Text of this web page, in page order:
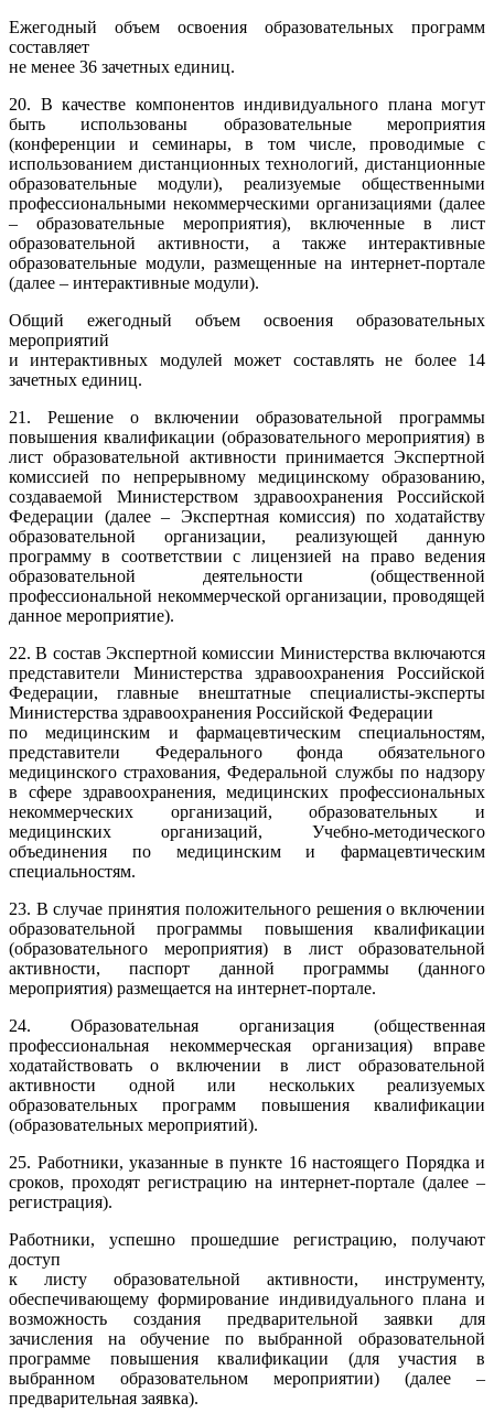
Ежегодный объем освоения образовательных программ
составляет
не менее 36 зачетных единиц.
20. В качестве компонентов индивидуального плана могут
быть использованы образовательные мероприятия
(конференции и семинары, в том числе, проводимые с
использованием дистанционных технологий, дистанционные
образовательные модули), реализуемые общественными
профессиональными некоммерческими организациями (далее
– образовательные мероприятия), включенные в лист
образовательной активности, а также интерактивные
образовательные модули, размещенные на интернет-портале
(далее – интерактивные модули).
Общий ежегодный объем освоения образовательных
мероприятий
и интерактивных модулей может составлять не более 14
зачетных единиц.
21. Решение о включении образовательной программы
повышения квалификации (образовательного мероприятия) в
лист образовательной активности принимается Экспертной
комиссией по непрерывному медицинскому образованию,
создаваемой Министерством здравоохранения Российской
Федерации (далее – Экспертная комиссия) по ходатайству
образовательной организации, реализующей данную
программу в соответствии с лицензией на право ведения
образовательной деятельности (общественной
профессиональной некоммерческой организации, проводящей
данное мероприятие).
22. В состав Экспертной комиссии Министерства включаются
представители Министерства здравоохранения Российской
Федерации, главные внештатные специалисты-эксперты
Министерства здравоохранения Российской Федерации
по медицинским и фармацевтическим специальностям,
представители Федерального фонда обязательного
медицинского страхования, Федеральной службы по надзору
в сфере здравоохранения, медицинских профессиональных
некоммерческих организаций, образовательных и
медицинских организаций, Учебно-методического
объединения по медицинским и фармацевтическим
специальностям.
23. В случае принятия положительного решения о включении
образовательной программы повышения квалификации
(образовательного мероприятия) в лист образовательной
активности, паспорт данной программы (данного
мероприятия) размещается на интернет-портале.
24. Образовательная организация (общественная
профессиональная некоммерческая организация) вправе
ходатайствовать о включении в лист образовательной
активности одной или нескольких реализуемых
образовательных программ повышения квалификации
(образовательных мероприятий).
25. Работники, указанные в пункте 16 настоящего Порядка и
сроков, проходят регистрацию на интернет-портале (далее –
регистрация).
Работники, успешно прошедшие регистрацию, получают
доступ
к листу образовательной активности, инструменту,
обеспечивающему формирование индивидуального плана и
возможность создания предварительной заявки для
зачисления на обучение по выбранной образовательной
программе повышения квалификации (для участия в
выбранном образовательном мероприятии) (далее –
предварительная заявка).